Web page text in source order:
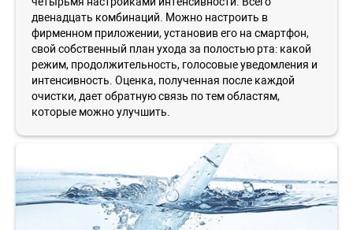
двенадцать комбинаций. Можно настроить в
фирменном приложении, установив его на смартфон,
свой собственный план ухода за полостью рта: какой
режим, продолжительность, голосовые уведомления и
интенсивность. Оценка, полученная после каждой
очистки, дает обратную связь по тем областям,
которые можно улучшить.